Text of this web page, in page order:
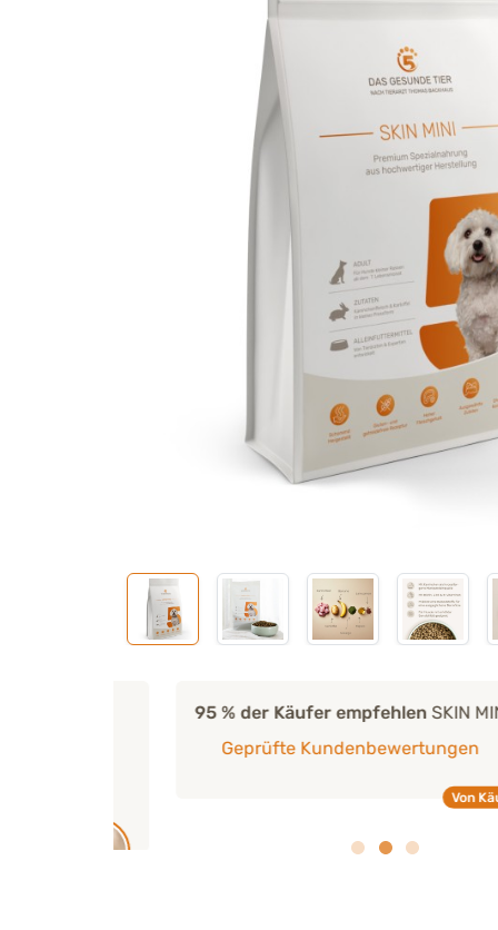
95 % der Käufer empfehlenSKIN MINI
Geprüfte Kundenbewertungen
Von Käufern